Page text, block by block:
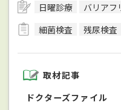
日曜診療 バリアフ
細菌検査
残尿検査
取材記事
ドクターズファイル